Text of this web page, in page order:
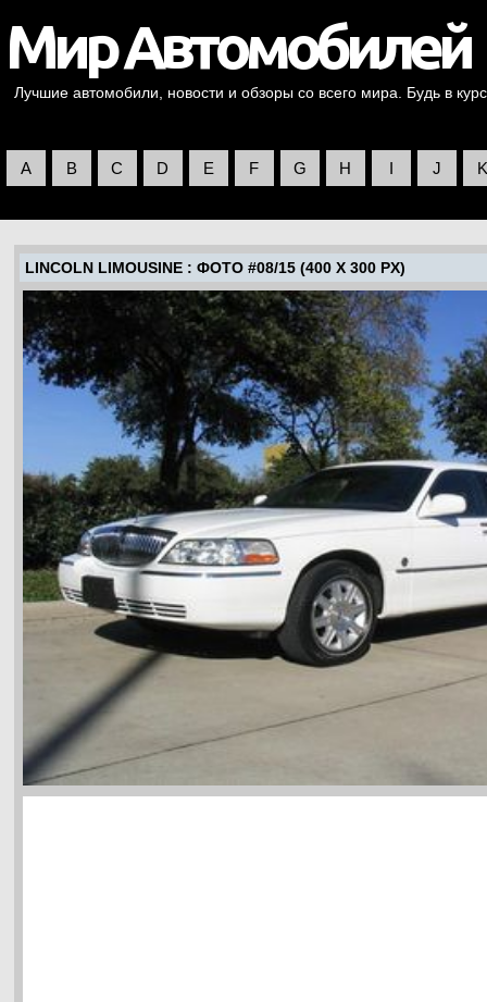
Лучшие автомобили, новости и обзоры со всего мира. Будь в
A B C D E F G H I J K
LINCOLN LIMOUSINE : ФОТО #08/15 (400 X 300 PX)